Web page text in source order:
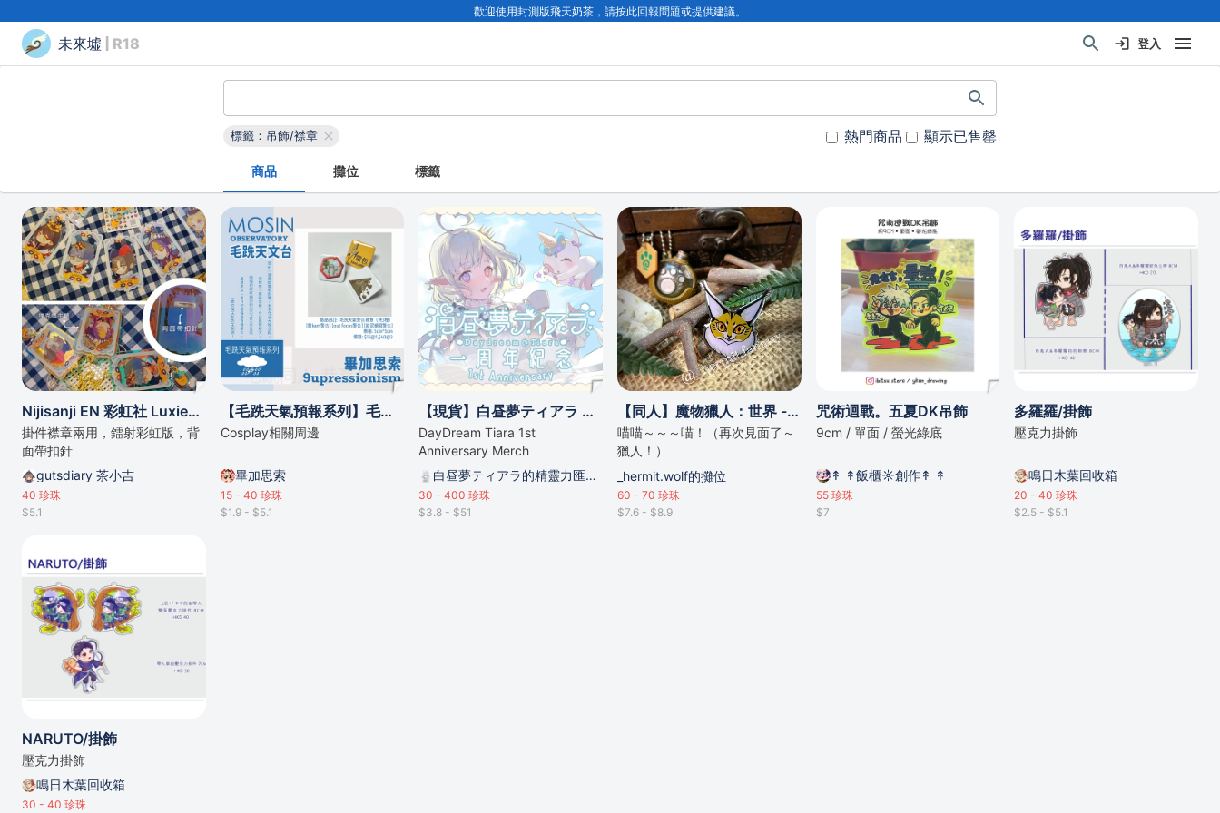
歡迎使用封測版飛天奶茶，請按此回報問題或提供建議。
未來墟 | R18 登入
標籤：吊飾/襟章 熱門商品 顯示已售罄
商品 攤位 標籤
Nijisanji EN 彩虹社 Luxiem - Luxiem Poker 彩虹版亞克力襟章掛件
掛件襟章兩用，鐳射彩虹版，背
面帶扣針
gutsdiary 茶小吉
40 珍珠
$5.1
【毛跣天氣預報系列】毛跣天氣警告襟章（共3種）
Cosplay相關周邊
畢加思索
15 - 40 珍珠
$1.9 - $5.1
【現貨】白昼夢ティアラ 一周年紀念套裝
DayDream Tiara 1st
Anniversary Merch
白昼夢ティアラ的精靈力匯聚點
30 - 400 珍珠
$3.8 - $51
【同人】魔物獵人：世界 - 荒地守護族金屬襟章
喵喵～～～喵！（再次見面了～
獵人！）
_hermit.wolf的攤位
60 - 70 珍珠
$7.6 - $8.9
咒術迴戰。五夏DK吊飾
9cm / 單面 / 螢光綠底
↟ ↟飯櫃☼創作↟ ↟
55珍珠
$7
多羅羅/掛飾
壓克力掛飾
鳴日木葉回收箱
20 - 40 珍珠
$2.5 - $5.1
NARUTO/掛飾
壓克力掛飾
鳴日木葉回收箱
30 - 40 珍珠